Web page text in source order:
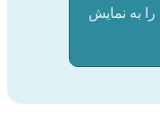
به نمایش